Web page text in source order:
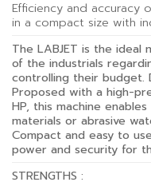
Efficiency and
in a compact size with
The LABJET is the
of the industrials
controlling their budget.
Proposed with a high-
HP, this machine
materials or abrasive
Compact and easy to
power and security for
STRENGTHS :